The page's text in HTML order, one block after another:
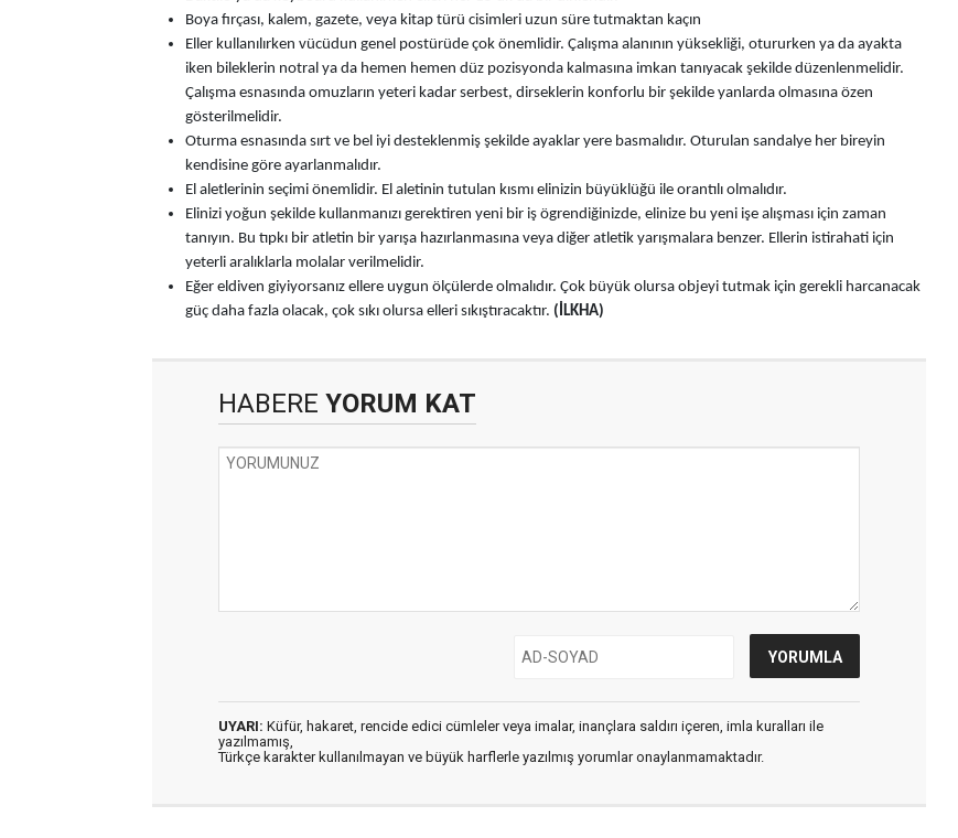
Boya fırçası, kalem, gazete, veya kitap türü cisimleri uzun süre tutmaktan kaçın
Eller kullanılırken vücüdun genel postürüde çok önemlidir. Çalışma alanının yüksekliği, otururken ya da ayakta
iken bileklerin notral ya da hemen hemen düz pozisyonda kalmasına imkan tanıyacak şekilde düzenlenmelidir.
Çalışma esnasında omuzların yeteri kadar serbest, dirseklerin konforlu bir şekilde yanlarda olmasına özen
gösterilmelidir.
Oturma esnasında sırt ve bel iyi desteklenmiş şekilde ayaklar yere basmalıdır. Oturulan sandalye her bireyin
kendisine göre ayarlanmalıdır.
El aletlerinin seçimi önemlidir. El aletinin tutulan kısmı elinizin büyüklüğü ile orantılı olmalıdır.
Elinizi yoğun şekilde kullanmanızı gerektiren yeni bir iş ögrendiğinizde, elinize bu yeni işe alışması için zaman
tanıyın. Bu tıpkı bir atletin bir yarışa hazırlanmasına veya diğer atletik yarışmalara benzer. Ellerin istirahati için
yeterli aralıklarla molalar verilmelidir.
Eğer eldiven giyiyorsanız ellere uygun ölçülerde olmalıdır. Çok büyük olursa objeyi tutmak için gerekli harcanacak
güç daha fazla olacak, çok sıkı olursa elleri sıkıştıracaktır. (İLKHA)
HABERE YORUM KAT
UYARI: Küfür, hakaret, rencide edici cümleler veya imalar, inançlara saldırı içeren, imla kuralları ile
yazılmamış,
Türkçe karakter kullanılmayan ve büyük harflerle yazılmış yorumlar onaylanmamaktadır.